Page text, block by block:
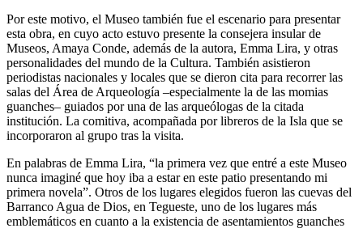
Por este motivo, el Museo también fue el escenario para presentar
esta obra, en cuyo acto estuvo presente la consejera insular de
Museos, Amaya Conde, además de la autora, Emma Lira, y otras
personalidades del mundo de la Cultura. También asistieron
periodistas nacionales y locales que se dieron cita para recorrer las
salas del Área de Arqueología –especialmente la de las momias
guanches– guiados por una de las arqueólogas de la citada
institución. La comitiva, acompañada por libreros de la Isla que se
incorporaron al grupo tras la visita.
En palabras de Emma Lira, “la primera vez que entré a este Museo
nunca imaginé que hoy iba a estar en este patio presentando mi
primera novela”. Otros de los lugares elegidos fueron las cuevas del
Barranco Agua de Dios, en Tegueste, uno de los lugares más
emblemáticos en cuanto a la existencia de asentamientos guanches